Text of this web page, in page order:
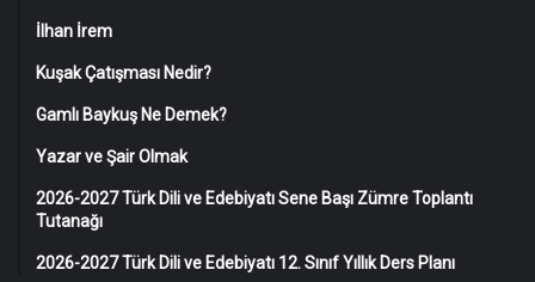
İlhan İrem
Kuşak Çatışması Nedir?
Gamlı Baykuş Ne Demek?
Yazar ve Şair Olmak
2026-2027 Türk Dili ve Edebiyatı Sene Başı Zümre Toplantı
Tutanağı
2026-2027 Türk Dili ve Edebiyatı 12. Sınıf Yıllık Ders Planı